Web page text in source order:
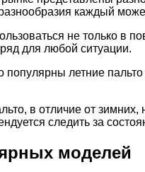
каждый
не только в
для любой ситуации.
летние
в отличие от
следить за
моделей